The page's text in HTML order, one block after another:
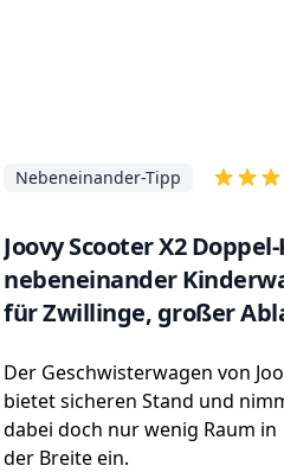
Joovy Scooter X2
nebeneinander
für Zwillinge, großer
Nebeneinander-Tipp
Der Geschwisterwagen von
bietet sicheren Stand und
dabei doch nur wenig Raum in
der Breite ein.